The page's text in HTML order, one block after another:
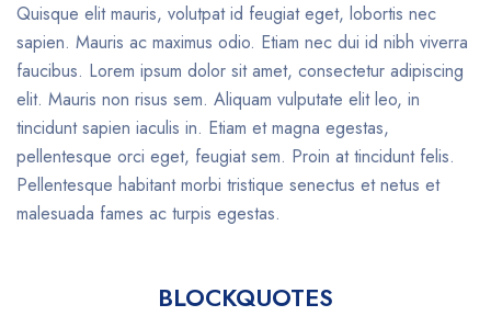
Quisque elit mauris, volutpat id feugiat eget, lobortis nec
sapien. Mauris ac maximus odio. Etiam nec dui id nibh viverra
faucibus. Lorem ipsum dolor sit amet, consectetur adipiscing
elit. Mauris non risus sem. Aliquam vulputate elit leo, in
tincidunt sapien iaculis in. Etiam et magna egestas,
pellentesque orci eget, feugiat sem. Proin at tincidunt felis.
Pellentesque habitant morbi tristique senectus et netus et
malesuada fames ac turpis egestas.
BLOCKQUOTES